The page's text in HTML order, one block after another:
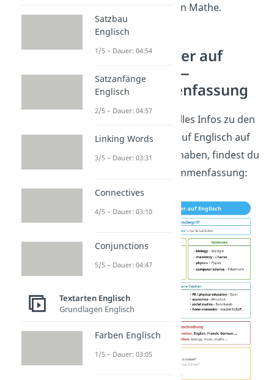
Klassenarbeit in Mathe.
Schulfächer auf
Englisch —
Zusammenfassung
Um nochmal alles Infos zu den
Schulfächern auf Englisch auf
einen Blick zu haben, findest du
hier eine Zusammenfassung:
Satzbau
Englisch
1/5 – Dauer: 04:54
Satzanfänge
Englisch
2/5 – Dauer: 04:57
Linking Words
3/5 – Dauer: 03:31
Connectives
4/5 – Dauer: 03:10
Conjunctions
5/5 – Dauer: 04:47
Textarten Englisch
Grundlagen Englisch
Farben Englisch
1/5 – Dauer: 03:05